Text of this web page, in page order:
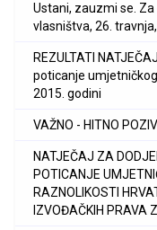
Ustani, zauzmi se.
vlasništva, 26.
REZULTATI
poticanje
2015. godini
VAŽNO - HITNO
NATJEČAJ ZA
POTICANJE
RAZNOLIKOSTI
IZVOĐAČKIH PRAVA